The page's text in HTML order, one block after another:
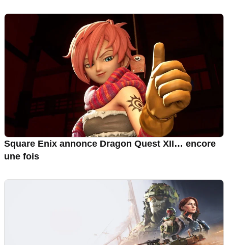
Square Enix annonce Dragon Quest XII… encore
une fois